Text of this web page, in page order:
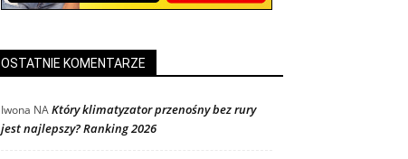
OSTATNIE KOMENTARZE
Iwona NAKtóry klimatyzator przenośny bez rury
jest najlepszy? Ranking 2026